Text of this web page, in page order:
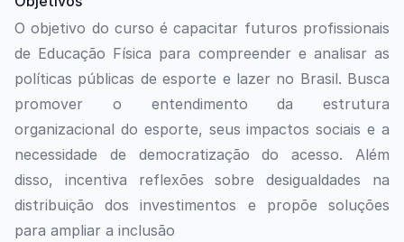
O objetivo do curso é capacitar futuros profissionais
de Educação Física para compreender e analisar as
políticas públicas de esporte e lazer no Brasil. Busca
promover o entendimento da estrutura
organizacional do esporte, seus impactos sociais e a
necessidade de democratização do acesso. Além
disso, incentiva reflexões sobre desigualdades na
distribuição dos investimentos e propõe soluções
para ampliar a inclusão